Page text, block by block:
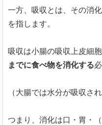
一方、吸収とは、その消
を指します。
吸収は小腸の吸収上皮細
までに食べ物を消化する
（大腸では水分が吸収され
つまり、消化は口・胃・